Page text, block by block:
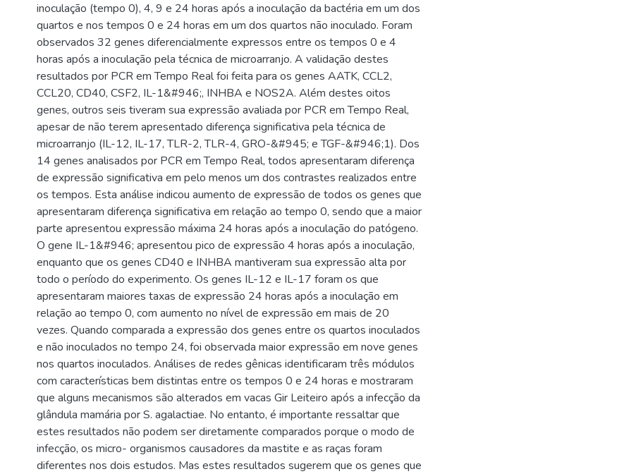
inoculação (tempo 0), 4, 9 e 24 horas após a inoculação da bactéria em um dos
quartos e nos tempos 0 e 24 horas em um dos quartos não inoculado. Foram
observados 32 genes diferencialmente expressos entre os tempos 0 e 4
horas após a inoculação pela técnica de microarranjo. A validação destes
resultados por PCR em Tempo Real foi feita para os genes AATK, CCL2,
CCL20, CD40, CSF2, IL-1&#946;, INHBA e NOS2A. Além destes oitos
genes, outros seis tiveram sua expressão avaliada por PCR em Tempo Real,
apesar de não terem apresentado diferença significativa pela técnica de
microarranjo (IL-12, IL-17, TLR-2, TLR-4, GRO-&#945; e TGF-&#946;1). Dos
14 genes analisados por PCR em Tempo Real, todos apresentaram diferença
de expressão significativa em pelo menos um dos contrastes realizados entre
os tempos. Esta análise indicou aumento de expressão de todos os genes que
apresentaram diferença significativa em relação ao tempo 0, sendo que a maior
parte apresentou expressão máxima 24 horas após a inoculação do patógeno.
O gene IL-1&#946; apresentou pico de expressão 4 horas após a inoculação,
enquanto que os genes CD40 e INHBA mantiveram sua expressão alta por
todo o período do experimento. Os genes IL-12 e IL-17 foram os que
apresentaram maiores taxas de expressão 24 horas após a inoculação em
relação ao tempo 0, com aumento no nível de expressão em mais de 20
vezes. Quando comparada a expressão dos genes entre os quartos inoculados
e não inoculados no tempo 24, foi observada maior expressão em nove genes
nos quartos inoculados. Análises de redes gênicas identificaram três módulos
com características bem distintas entre os tempos 0 e 24 horas e mostraram
que alguns mecanismos são alterados em vacas Gir Leiteiro após a infecção da
glândula mamária por S. agalactiae. No entanto, é importante ressaltar que
estes resultados não podem ser diretamente comparados porque o modo de
infecção, os micro- organismos causadores da mastite e as raças foram
diferentes nos dois estudos. Mas estes resultados sugerem que os genes que